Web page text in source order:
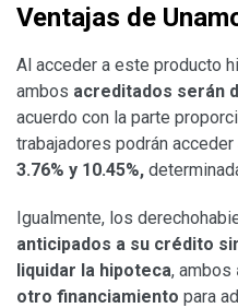
Ventajas de
Al acceder a este producto
ambos acreditados serán
acuerdo con la parte
trabajadores podrán acceder
3.76% y 10.45%,
Igualmente, los
anticipados a su crédito
liquidar la hipoteca, ambos
otro financiamiento para